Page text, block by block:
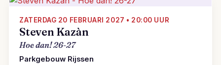
ZATERDAG 20 FEBRUARI 2027 • 20:00 UUR
Steven Kazàn
Hoe dan! 26-27
Parkgebouw Rijssen